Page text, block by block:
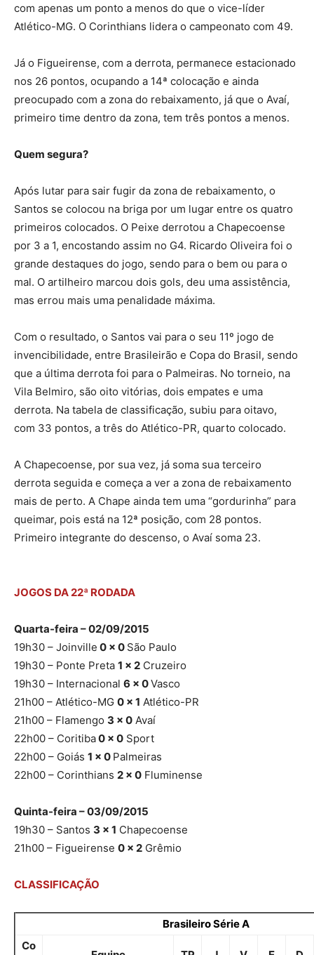
com apenas um ponto a menos do que o vice-líder
Atlético-MG. O Corinthians lidera o campeonato com 49.
Já o Figueirense, com a derrota, permanece estacionado
nos 26 pontos, ocupando a 14ª colocação e ainda
preocupado com a zona do rebaixamento, já que o Avaí,
primeiro time dentro da zona, tem três pontos a menos.
Quem segura?
Após lutar para sair fugir da zona de rebaixamento, o
Santos se colocou na briga por um lugar entre os quatro
primeiros colocados. O Peixe derrotou a Chapecoense
por 3 a 1, encostando assim no G4. Ricardo Oliveira foi o
grande destaques do jogo, sendo para o bem ou para o
mal. O artilheiro marcou dois gols, deu uma assistência,
mas errou mais uma penalidade máxima.
Com o resultado, o Santos vai para o seu 11º jogo de
invencibilidade, entre Brasileirão e Copa do Brasil, sendo
que a última derrota foi para o Palmeiras. No torneio, na
Vila Belmiro, são oito vitórias, dois empates e uma
derrota. Na tabela de classificação, subiu para oitavo,
com 33 pontos, a três do Atlético-PR, quarto colocado.
A Chapecoense, por sua vez, já soma sua terceiro
derrota seguida e começa a ver a zona de rebaixamento
mais de perto. A Chape ainda tem uma “gordurinha” para
queimar, pois está na 12ª posição, com 28 pontos.
Primeiro integrante do descenso, o Avaí soma 23.
JOGOS DA 22ª RODADA
Quarta-feira – 02/09/2015
19h30 – Joinville 0 x 0 São Paulo
19h30 – Ponte Preta 1 x 2 Cruzeiro
19h30 – Internacional 6 x 0Vasco
21h00 – Atlético-MG 0 x 1 Atlético-PR
21h00 – Flamengo 3 x 0 Avaí
22h00 – Coritiba0 x 0 Sport
22h00 – Goiás 1 x 0 Palmeiras
22h00 – Corinthians 2 x 0 Fluminense
Quinta-feira – 03/09/2015
19h30 – Santos 3 x 1 Chapecoense
21h00 – Figueirense 0 x 2 Grêmio
CLASSIFICAÇÃO
Brasileiro Série A
Co